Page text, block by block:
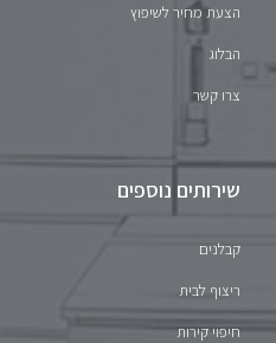
הצעת מחיר לשיפוץ
הבלוג
צרו קשר
שירותים נוספים
קבלנים
ריצוף לבית
חיפוי קירות